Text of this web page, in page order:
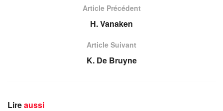
Article Précédent
H. Vanaken
Article Suivant
K. De Bruyne
Lireaussi